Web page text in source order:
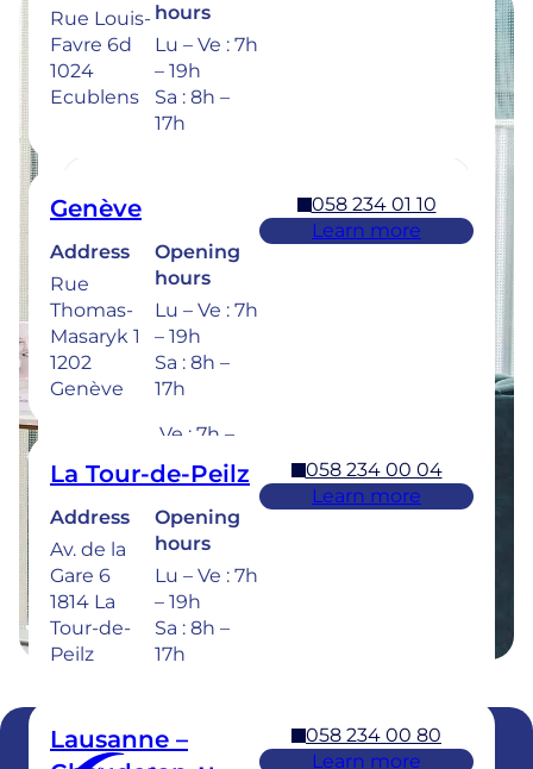
Rue Louis-
Favre 6d
1024
Ecublens
hours
Lu – Ve : 7h
– 19h
Sa : 8h –
17h
Genève
Address
Rue
Thomas-
Masaryk 1
1202
Genève
Opening
hours
Lu – Ve : 7h
– 19h
Sa : 8h –
17h
058 234 01 10
Learn more
La Tour-de-Peilz
Address
Av. de la
Gare 6
1814 La
Tour-de-
Peilz
Opening
hours
Lu – Ve : 7h
– 19h
Sa : 8h –
17h
058 234 00 04
Learn more
Lausanne –
058 234 00 80
Learn more
Opening hours
Find the opening hours of our clinics
Bulle
Address
Rue de la
Sionge 37
Opening
hours
Lu – Je :
Ve : 7h –
18h
Sa : 8h –
17h
Dental emergencies : 7 days a week for
treatment within 24 hours : 058 234 00 00